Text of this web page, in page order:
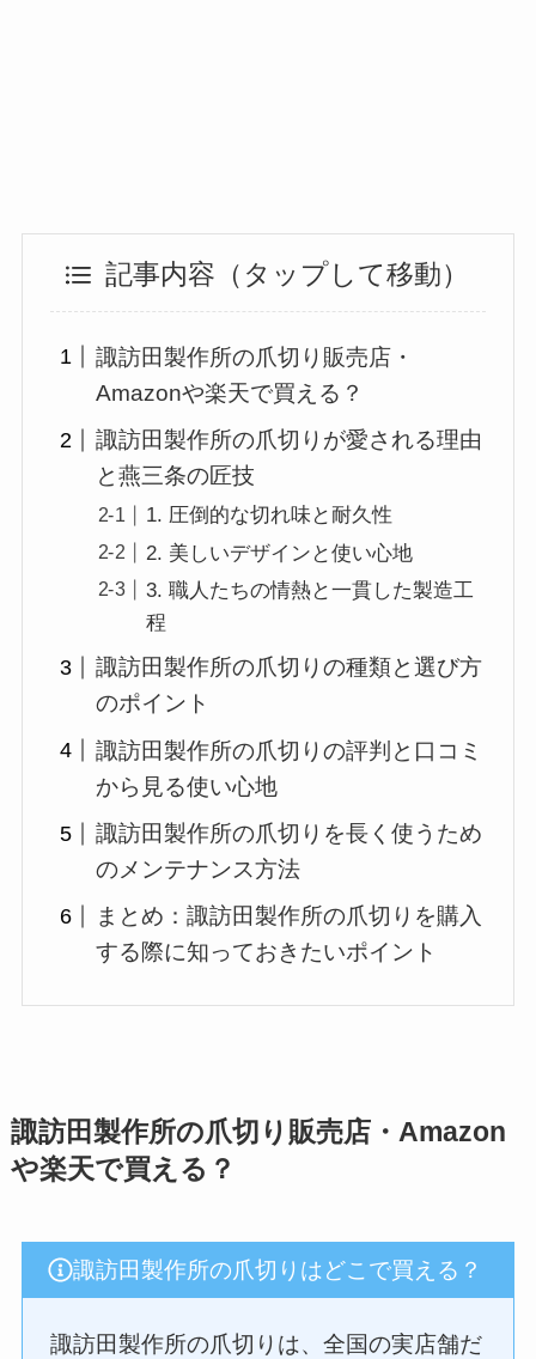
記事内容（タップして移動）
諏訪田製作所の爪切り販売店・
Amazonや楽天で買える？
諏訪田製作所の爪切りが愛される理由
と燕三条の匠技
1. 圧倒的な切れ味と耐久性
2. 美しいデザインと使い心地
3. 職人たちの情熱と一貫した製造工
程
諏訪田製作所の爪切りの種類と選び方
のポイント
諏訪田製作所の爪切りの評判と口コミ
から見る使い心地
諏訪田製作所の爪切りを長く使うため
のメンテナンス方法
まとめ：諏訪田製作所の爪切りを購入
する際に知っておきたいポイント
諏訪田製作所の爪切り販売店・Amazon
や楽天で買える？
諏訪田製作所の爪切りはどこで買える？
諏訪田製作所の爪切りは、全国の実店舗だ